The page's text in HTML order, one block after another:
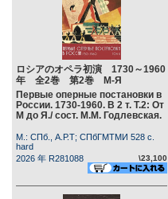
ロシアのオペラ初演 1730～1960
年 全2巻 第2巻 М-Я
Первые оперные постановки в
России. 1730-1960. В 2 т. Т.2: От
М до Я./ сост. М.М. Годлевская.
М.: СПб., А.Р.Т; СПбГМТМИ 528 c.
hard
2026 年 R281088
\23,100